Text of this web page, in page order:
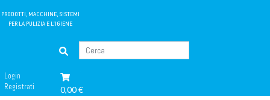
PRODOTTI, MACCHINE, SISTEMI
PER LA PULIZIA E L'IGIENE
Login
Registrati
0,00 €